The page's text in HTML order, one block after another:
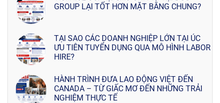
GROUP LẠI TỐT HƠN MẶT BẰNG CHUNG?
TẠI SAO CÁC DOANH NGHIỆP LỚN TẠI ÚC
ƯU TIÊN TUYỂN DỤNG QUA MÔ HÌNH LABOR
HIRE?
HÀNH TRÌNH ĐƯA LAO ĐỘNG VIỆT ĐẾN
CANADA – TỪ GIẤC MƠ ĐẾN NHỮNG TRẢI
NGHIỆM THỰC TẾ